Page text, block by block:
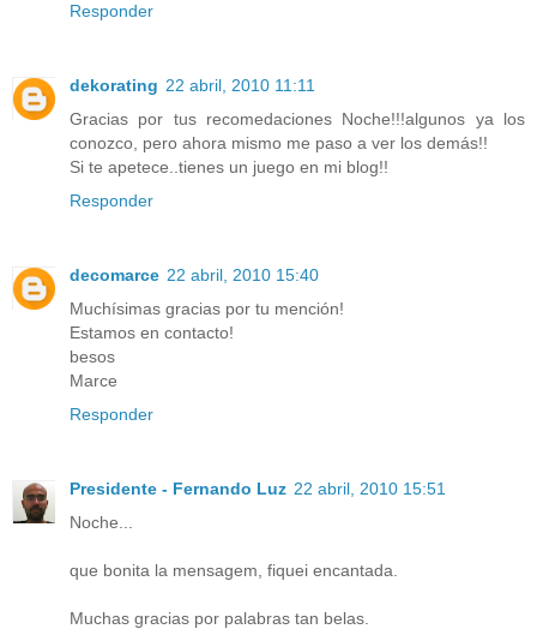
Responder
dekorating 22 abril, 2010 11:11
Gracias por tus recomedaciones Noche!!!algunos ya los
conozco, pero ahora mismo me paso a ver los demás!!
Si te apetece..tienes un juego en mi blog!!
Responder
decomarce 22 abril, 2010 15:40
Muchísimas gracias por tu mención!
Estamos en contacto!
besos
Marce
Responder
Presidente - Fernando Luz 22 abril, 2010 15:51
Noche...
que bonita la mensagem, fiquei encantada.
Muchas gracias por palabras tan belas.